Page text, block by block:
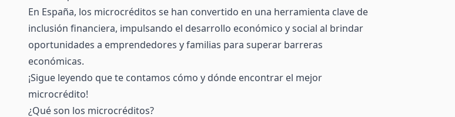
En España, los microcréditos se han convertido en una herramienta clave de
inclusión financiera, impulsando el desarrollo económico y social al brindar
oportunidades a emprendedores y familias para superar barreras
económicas.
¡Sigue leyendo que te contamos cómo y dónde encontrar el mejor
microcrédito!
¿Qué son los microcréditos?